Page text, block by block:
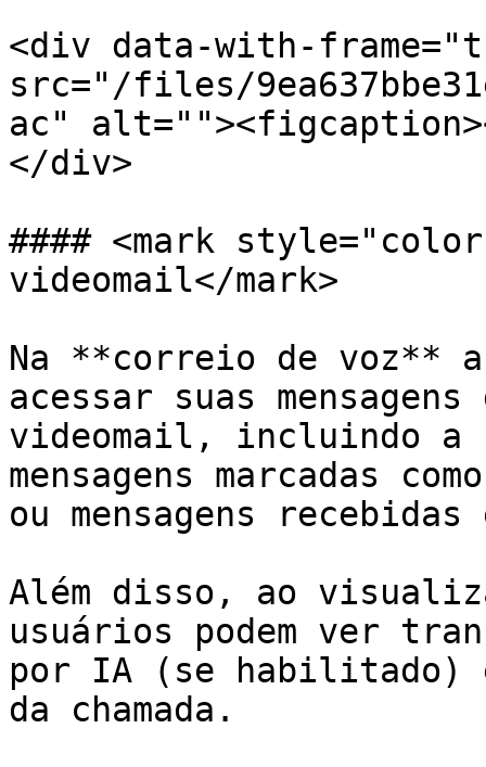
<div data-with-
src="/files/
ac"
</div>
#### <mark
videomail</mark>
Na **correio de voz**
acessar suas
videomail, incluindo
mensagens marcadas
ou mensagens
Além disso, ao
usuários podem ver
por IA (se habilitado)
da chamada.